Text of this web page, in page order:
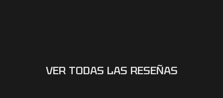
VER TODAS LAS RESEÑAS